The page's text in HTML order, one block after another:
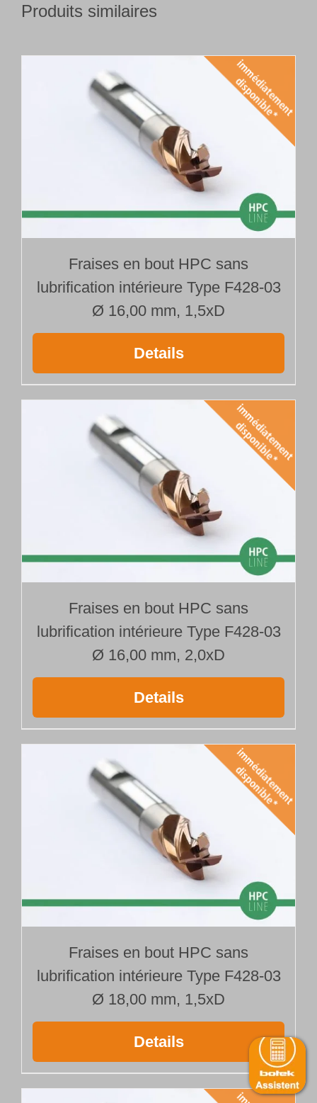
Produits similaires
Fraises en bout HPC sans
lubrification intérieure Type F428-03
Ø 16,00 mm, 1,5xD
Details
Fraises en bout HPC sans
lubrification intérieure Type F428-03
Ø 16,00 mm, 2,0xD
Details
Fraises en bout HPC sans
lubrification intérieure Type F428-03
Ø 18,00 mm, 1,5xD
Details